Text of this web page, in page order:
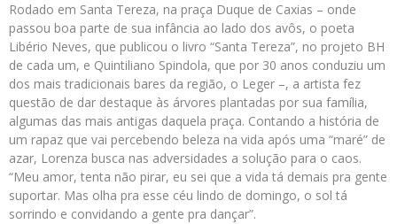
Rodado em Santa Tereza, na praça Duque de Caxias – onde
passou boa parte de sua infância ao lado dos avôs, o poeta
Libério Neves, que publicou o livro “Santa Tereza”, no projeto BH
de cada um, e Quintiliano Spindola, que por 30 anos conduziu um
dos mais tradicionais bares da região, o Leger –, a artista fez
questão de dar destaque às árvores plantadas por sua família,
algumas das mais antigas daquela praça. Contando a história de
um rapaz que vai percebendo beleza na vida após uma “maré” de
azar, Lorenza busca nas adversidades a solução para o caos.
“Meu amor, tenta não pirar, eu sei que a vida tá demais pra gente
suportar. Mas olha pra esse céu lindo de domingo, o sol tá
sorrindo e convidando a gente pra dançar”.